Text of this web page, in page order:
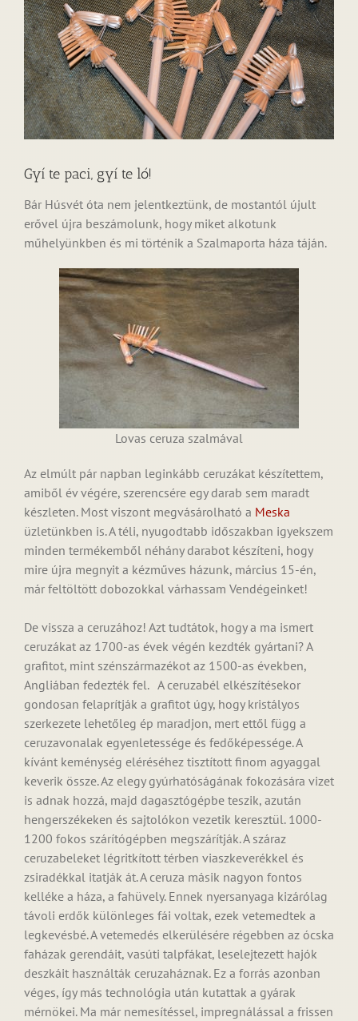
Gyí te paci, gyí te ló!
Bár Húsvét óta nem jelentkeztünk, de mostantól újult
erővel újra beszámolunk, hogy miket alkotunk
műhelyünkben és mi történik a Szalmaporta háza táján.
Lovas ceruza szalmával
Az elmúlt pár napban leginkább ceruzákat készítettem,
amiből év végére, szerencsére egy darab sem maradt
készleten. Most viszont megvásárolható a Meska
üzletünkben is. A téli, nyugodtabb időszakban igyekszem
minden termékemből néhány darabot készíteni, hogy
mire újra megnyit a kézműves házunk, március 15-én,
már feltöltött dobozokkal várhassam Vendégeinket!
De vissza a ceruzához! Azt tudtátok, hogy a ma ismert
ceruzákat az 1700-as évek végén kezdték gyártani? A
grafitot, mint szénszármazékot az 1500-as években,
Angliában fedezték fel. A ceruzabél elkészítésekor
gondosan felaprítják a grafitot úgy, hogy kristályos
szerkezete lehetőleg ép maradjon, mert ettől függ a
ceruzavonalak egyenletessége és fedőképessége. A
kívánt keménység eléréséhez tisztított finom agyaggal
keverik össze. Az elegy gyúrhatóságának fokozására vizet
is adnak hozzá, majd dagasztógépbe teszik, azután
hengerszékeken és sajtolókon vezetik keresztül. 1000-
1200 fokos szárítógépben megszárítják. A száraz
ceruzabeleket légritkított térben viaszkeverékkel és
zsiradékkal itatják át. A ceruza másik nagyon fontos
kelléke a háza, a fahüvely. Ennek nyersanyaga kizárólag
távoli erdők különleges fái voltak, ezek vetemedtek a
legkevésbé. A vetemedés elkerülésére régebben az ócska
faházak gerendáit, vasúti talpfákat, leselejtezett hajók
deszkáit használták ceruzaháznak. Ez a forrás azonban
véges, így más technológia után kutattak a gyárak
mérnökei. Ma már nemesítéssel, impregnálással a frissen